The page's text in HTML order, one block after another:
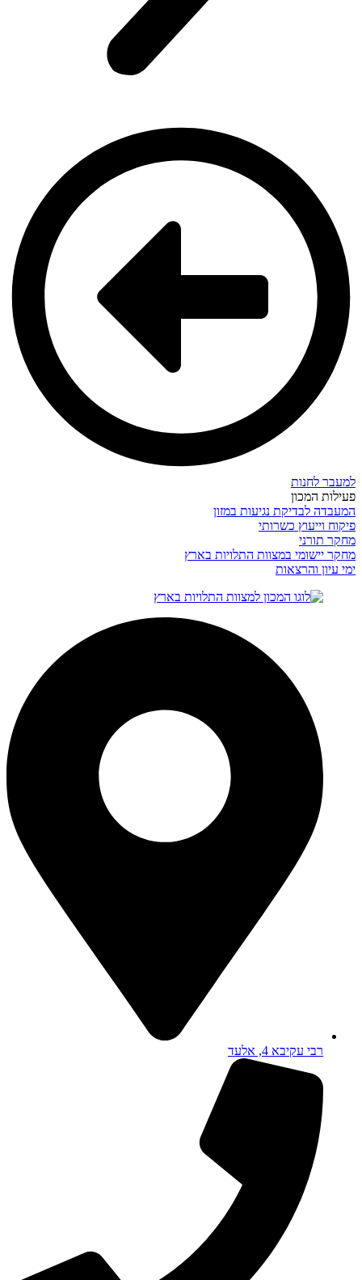
למעבר לחנות
פעילות המכון
המעבדה לבדיקת נגיעות במזון
פיקוח וייעוץ כשרותי
מחקר תורני
מחקר יישומי במצוות התלויות בארץ
ימי עיון והרצאות
רבי עקיבא 4, אלעד